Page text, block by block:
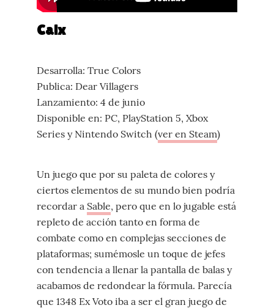
Calx
Desarrolla: True Colors
Publica: Dear Villagers
Lanzamiento: 4 de junio
Disponible en: PC, PlayStation 5, Xbox
Series y Nintendo Switch (ver en Steam)
Un juego que por su paleta de colores y
ciertos elementos de su mundo bien podría
recordar a Sable, pero que en lo jugable está
repleto de acción tanto en forma de
combate como en complejas secciones de
plataformas; sumémosle un toque de jefes
con tendencia a llenar la pantalla de balas y
acabamos de redondear la fórmula. Parecía
que 1348 Ex Voto iba a ser el gran juego de